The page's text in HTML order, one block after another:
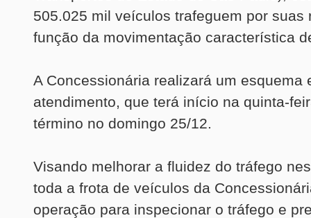
505.025 mil veículos trafeguem por suas
função da movimentação característica
A Concessionária realizará um esquema
atendimento, que terá início na quinta-
término no domingo 25/12.
Visando melhorar a fluidez do tráfego
toda a frota de veículos da
operação para inspecionar o tráfego e